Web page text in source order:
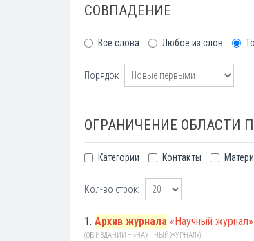
СОВПАДЕНИЕ
Все слова Любое из слов
Порядок
ОГРАНИЧЕНИЕ ОБЛАСТИ
Категории Контакты
Кол-во строк:
1. Архив журнала «Научный журнал»
(ОБ ИЗДАНИИ – «НАУЧНЫЙ ЖУРНАЛ»)